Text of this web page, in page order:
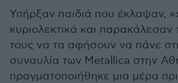
Υπήρξαν παιδιά που έκλαψαν,
κυριολεκτικά και παρακάλεσαν
τους να τα αφήσουν να πάνε
συναυλία των Metallica στην
πραγματοποιήθηκε μια μέρα